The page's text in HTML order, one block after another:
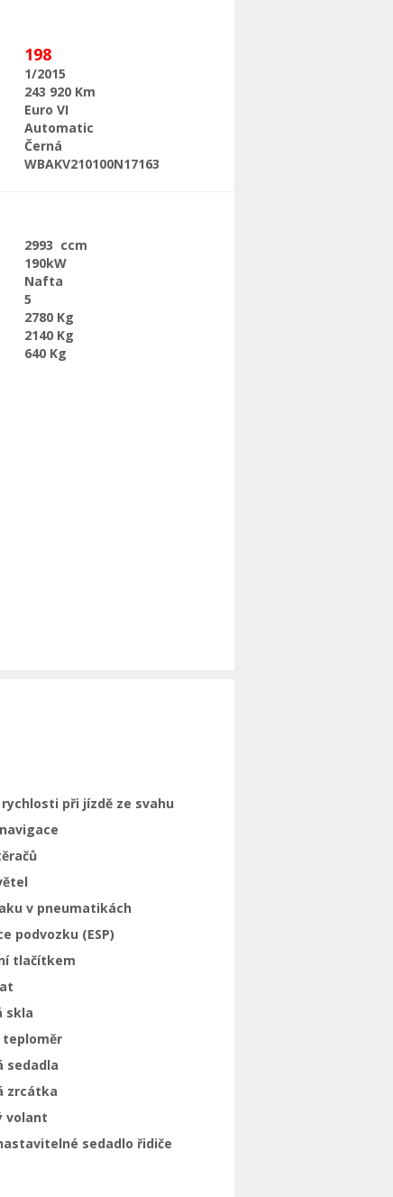
198
1/2015
243 920 Km
Euro VI
Automatic
Černá
WBAKV210100N17163
2993 ccm
190kW
Nafta
5
2780 Kg
2140 Kg
640 Kg
při jízdě ze svahu
v pneumatikách
podvozku (ESP)
tlačítkem
skla
teploměr
sedadla
zrcátka
volant
sedadlo řidiče